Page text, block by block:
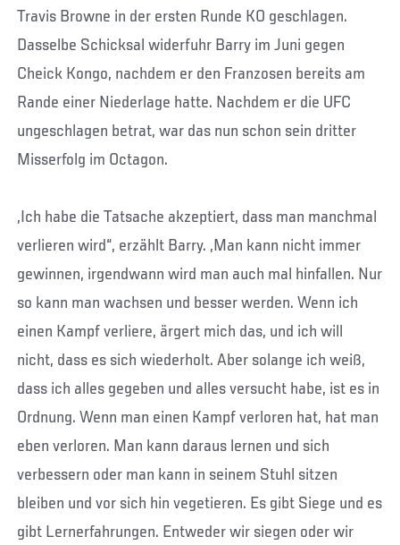
Travis Browne in der ersten Runde KO geschlagen.
Dasselbe Schicksal widerfuhr Barry im Juni gegen
Cheick Kongo, nachdem er den Franzosen bereits am
Rande einer Niederlage hatte. Nachdem er die UFC
ungeschlagen betrat, war das nun schon sein dritter
Misserfolg im Octagon.
„Ich habe die Tatsache akzeptiert, dass man manchmal
verlieren wird“, erzählt Barry. „Man kann nicht immer
gewinnen, irgendwann wird man auch mal hinfallen. Nur
so kann man wachsen und besser werden. Wenn ich
einen Kampf verliere, ärgert mich das, und ich will
nicht, dass es sich wiederholt. Aber solange ich weiß,
dass ich alles gegeben und alles versucht habe, ist es in
Ordnung. Wenn man einen Kampf verloren hat, hat man
eben verloren. Man kann daraus lernen und sich
verbessern oder man kann in seinem Stuhl sitzen
bleiben und vor sich hin vegetieren. Es gibt Siege und es
gibt Lernerfahrungen. Entweder wir siegen oder wir